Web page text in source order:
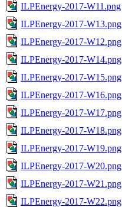
ILPEnergy-2017-W11.png
ILPEnergy-2017-W13.png
ILPEnergy-2017-W12.png
ILPEnergy-2017-W14.png
ILPEnergy-2017-W15.png
ILPEnergy-2017-W16.png
ILPEnergy-2017-W17.png
ILPEnergy-2017-W18.png
ILPEnergy-2017-W19.png
ILPEnergy-2017-W20.png
ILPEnergy-2017-W21.png
ILPEnergy-2017-W22.png